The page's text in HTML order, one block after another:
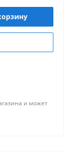
и может